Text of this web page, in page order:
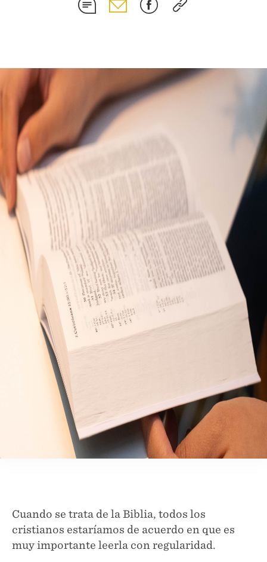
Cuando se trata de la Biblia, todos los
cristianos estaríamos de acuerdo en que es
muy importante leerla con regularidad.